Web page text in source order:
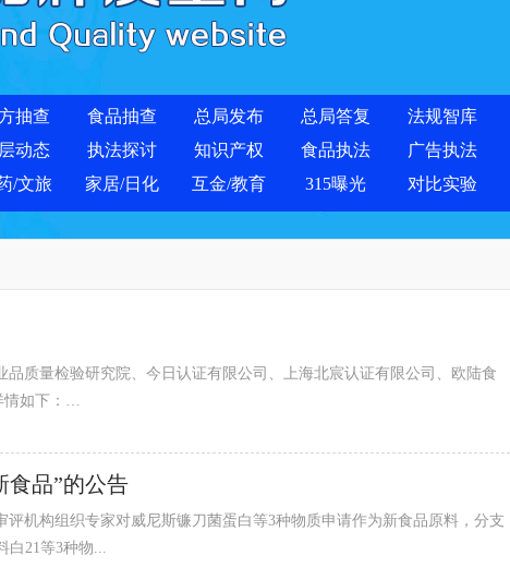
抽查 食品抽查 总局发布 总局答复 法规智库
动态 执法探讨 知识产权 食品执法 广告执法
/文旅 家居/日化 互金/教育 315曝光 对比实验
量检验研究院、今日认证有限公司、上海北宸认证有限公司、欧陆食
如下：
食品”的公告
构组织专家对威尼斯镰刀菌蛋白等3种物质申请作为新食品原料，分支
白21等3种物...